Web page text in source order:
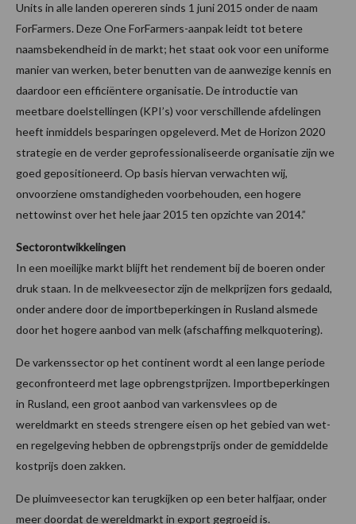
Units in alle landen opereren sinds 1 juni 2015 onder de naam
ForFarmers. Deze One ForFarmers-aanpak leidt tot betere
naamsbekendheid in de markt; het staat ook voor een uniforme
manier van werken, beter benutten van de aanwezige kennis en
daardoor een efficiëntere organisatie. De introductie van
meetbare doelstellingen (KPI’s) voor verschillende afdelingen
heeft inmiddels besparingen opgeleverd. Met de Horizon 2020
strategie en de verder geprofessionaliseerde organisatie zijn we
goed gepositioneerd. Op basis hiervan verwachten wij,
onvoorziene omstandigheden voorbehouden, een hogere
nettowinst over het hele jaar 2015 ten opzichte van 2014.”
Sectorontwikkelingen
In een moeilijke markt blijft het rendement bij de boeren onder
druk staan. In de melkveesector zijn de melkprijzen fors gedaald,
onder andere door de importbeperkingen in Rusland alsmede
door het hogere aanbod van melk (afschaffing melkquotering).
De varkenssector op het continent wordt al een lange periode
geconfronteerd met lage opbrengstprijzen. Importbeperkingen
in Rusland, een groot aanbod van varkensvlees op de
wereldmarkt en steeds strengere eisen op het gebied van wet-
en regelgeving hebben de opbrengstprijs onder de gemiddelde
kostprijs doen zakken.
De pluimveesector kan terugkijken op een beter halfjaar, onder
meer doordat de wereldmarkt in export gegroeid is.